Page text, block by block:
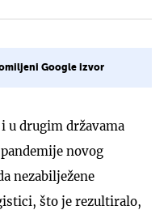
omiljeni Google izvor
u drugim državama
novog
nezabilježene
što je rezultiralo,